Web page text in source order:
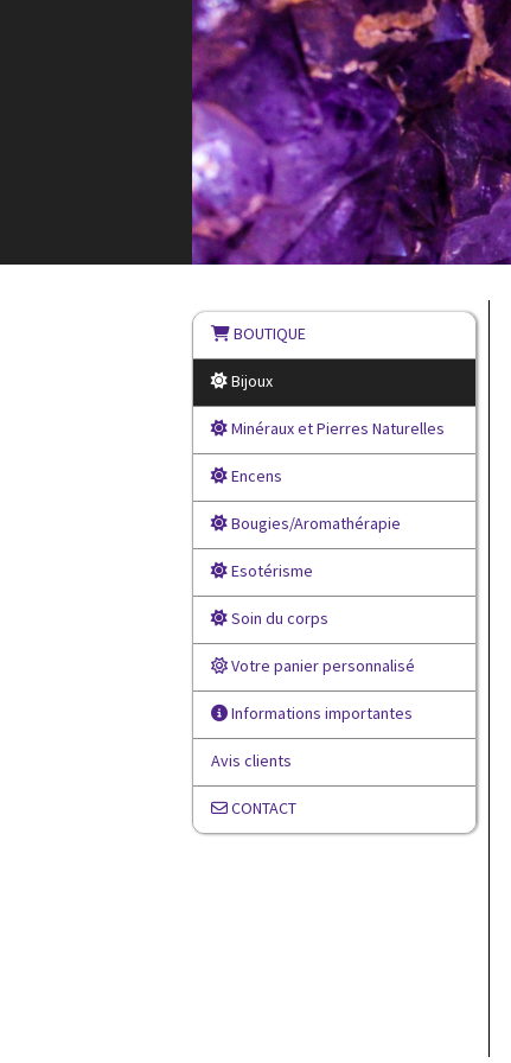
BOUTIQUE
Bijoux
Minéraux et Pierres Naturelles
Encens
Bougies/Aromathérapie
Esotérisme
Soin du corps
Votre panier personnalisé
Informations importantes
Avis clients
CONTACT